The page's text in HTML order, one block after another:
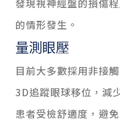
發現視神經盤的損傷
的情形發生。
量測眼壓
目前大多數採用非接
3D追蹤眼球移位，減
患者受檢舒適度，避